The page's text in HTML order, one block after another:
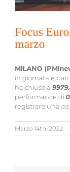
Focus
marzo
MILANO
in giornata è pari
ha chiuso a
performance di
registrare una
Marzo 14th, 2022